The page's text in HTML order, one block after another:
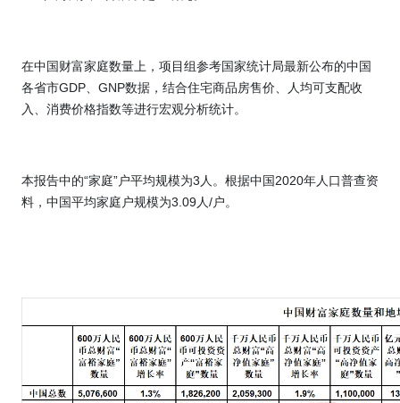
在中国财富家庭数量上，项目组参考国家统计局最新公布的中国
各省市GDP GNP数据，结合住宅商品房售价、人均可支配收
入、消费价格指数等进行宏观分析统计。
本报告中的“家庭”户平均规模为3 人。根据中国2020年人口普查资
料，中国平均家庭户规模为3.09人/户。